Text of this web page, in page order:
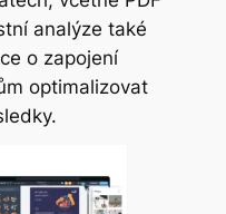
analýze také
o zapojení
optimalizovat